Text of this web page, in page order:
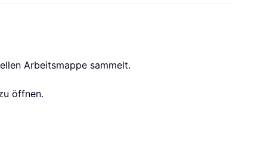
Arbeitsmappe sammelt.
öffnen.